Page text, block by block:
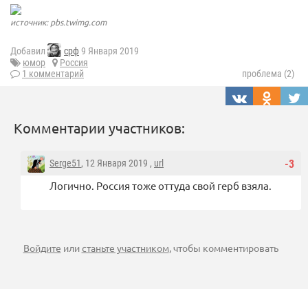
источник: pbs.twimg.com
Добавил срф 9 Января 2019
юмор
Россия
1 комментарий
проблема (2)
Комментарии участников:
-3
Serge51, 12 Января 2019 , url
Логично. Россия тоже оттуда свой герб взяла.
Войдите илистаньте участником, чтобы комментировать